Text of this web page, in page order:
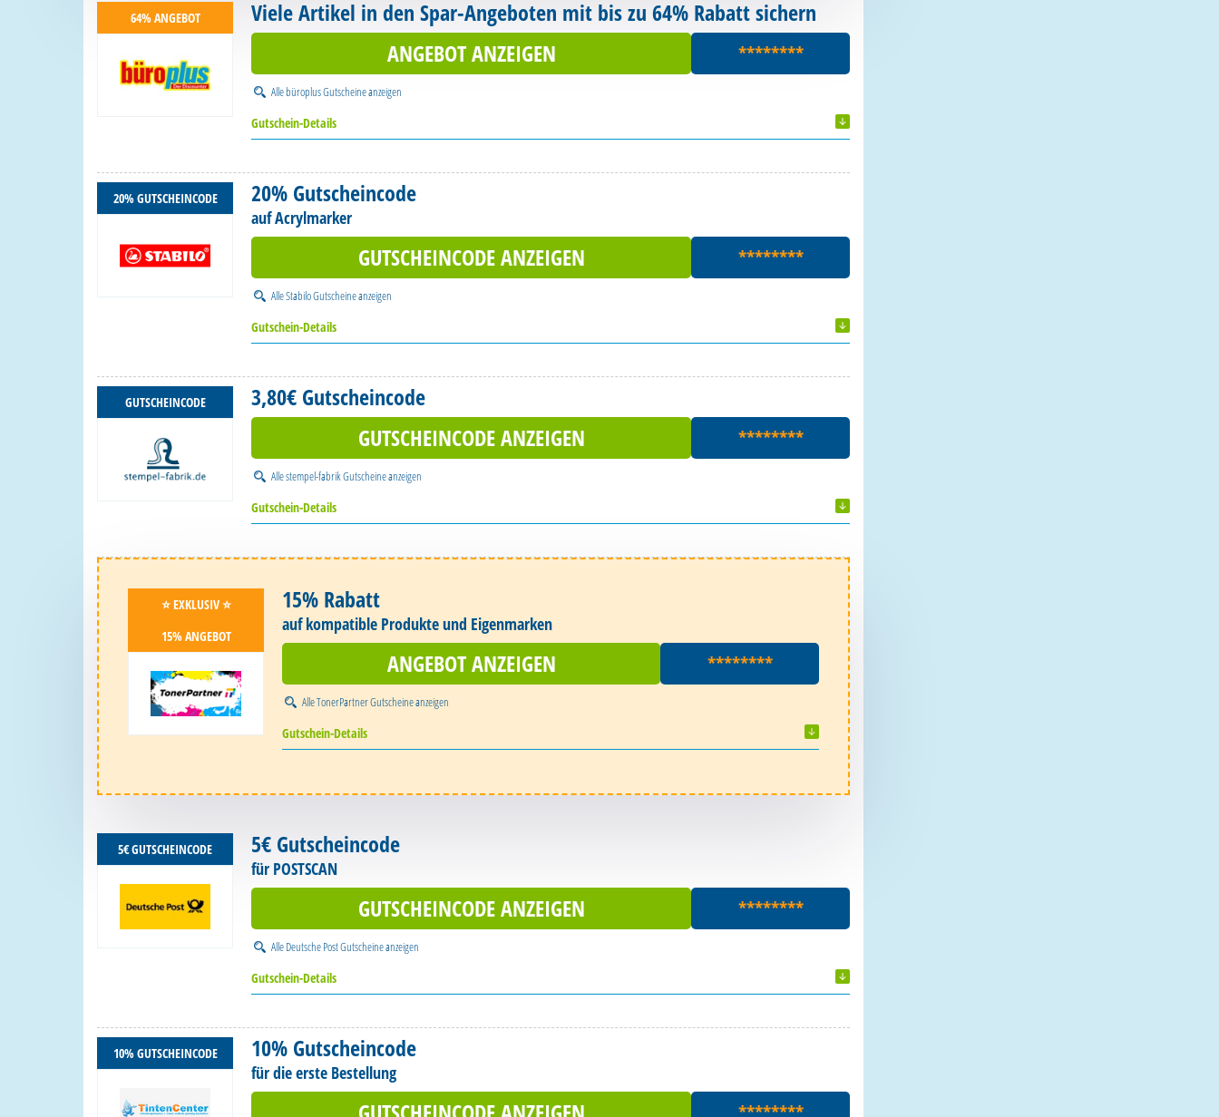
64% ANGEBOT
Viele Artikel in den Spar-Angeboten mit bis zu 64% Rabatt sichern
ANGEBOT ANZEIGEN
********
Allebüroplus Gutscheineanzeigen
Gutschein-Details
20% GUTSCHEINCODE 20% Gutscheincode
auf Acrylmarker
GUTSCHEINCODE ANZEIGEN ********
AlleStabilo Gutscheineanzeigen
Gutschein-Details
GUTSCHEINCODE
3,80€ Gutscheincode
GUTSCHEINCODE ANZEIGEN
********
Allestempel-fabrik Gutscheineanzeigen
Gutschein-Details
⭐️ EXKLUSIV ⭐️
15% ANGEBOT
15% Rabatt
auf kompatible Produkte und Eigenmarken
ANGEBOT ANZEIGEN ********
AlleTonerPartner Gutscheineanzeigen
Gutschein-Details
5€ GUTSCHEINCODE 5€ Gutscheincode
für POSTSCAN
GUTSCHEINCODE ANZEIGEN ********
AlleDeutsche Post Gutscheineanzeigen
Gutschein-Details
10% GUTSCHEINCODE 10% Gutscheincode
für die erste Bestellung
********